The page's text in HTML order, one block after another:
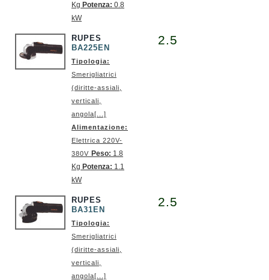
Kg Potenza: 0.8
kW
RUPES
BA225EN
Tipologia:
Smerigliatrici
(diritte-assiali,
verticali,
angola[...]
Alimentazione:
Elettrica 220V-
380V Peso: 1.8
Kg Potenza: 1.1
kW
2.5
RUPES
BA31EN
Tipologia:
Smerigliatrici
(diritte-assiali,
verticali,
angola[...]
2.5